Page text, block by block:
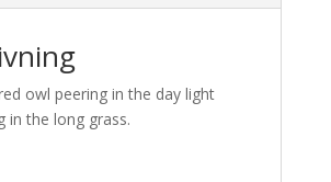
owl peering in the day light
in the long grass.